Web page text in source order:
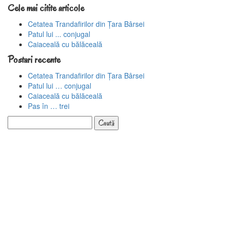
Cele mai citite articole
Cetatea Trandafirilor din Țara Bârsei
Patul lui ... conjugal
Caiaceală cu bălăceală
Postari recente
Cetatea Trandafirilor din Țara Bârsei
Patul lui … conjugal
Caiaceală cu bălăceală
Pas în … trei
după: